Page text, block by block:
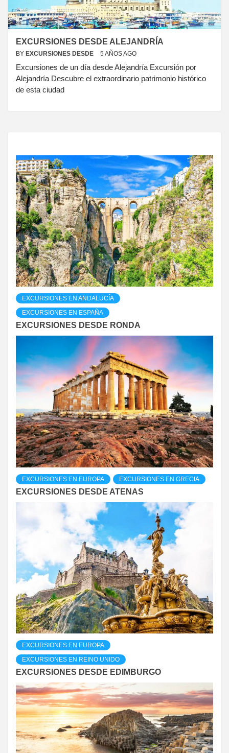
EXCURSIONES DESDE ALEJANDRÍA
BY EXCURSIONES DESDE 5 AÑOS AGO
Excursiones de un día desde Alejandría Excursión por
Alejandría Descubre el extraordinario patrimonio histórico
de esta ciudad
EXCURSIONES EN ANDALUCÍA
EXCURSIONES EN ESPAÑA
EXCURSIONES DESDE RONDA
EXCURSIONES EN EUROPA EXCURSIONES EN GRECIA
EXCURSIONES DESDE ATENAS
EXCURSIONES EN EUROPA
EXCURSIONES EN REINO UNIDO
EXCURSIONES DESDE EDIMBURGO